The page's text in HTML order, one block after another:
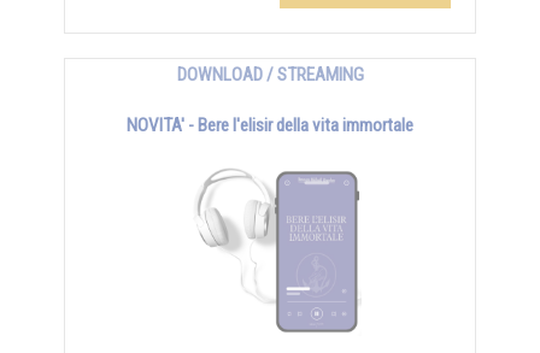
DOWNLOAD / STREAMING
NOVITA' - Bere l'elisir della vita immortale